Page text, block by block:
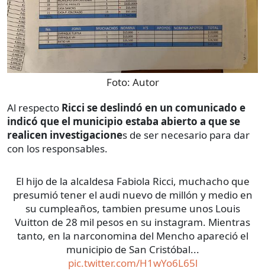
Foto: Autor
Al respecto Ricci se deslindó en un comunicado e
indicó que el municipio estaba abierto a que se
realicen investigaciones de ser necesario para dar
con los responsables.
El hijo de la alcaldesa Fabiola Ricci, muchacho que
presumió tener el audi nuevo de millón y medio en
su cumpleaños, tambien presume unos Louis
Vuitton de 28 mil pesos en su instagram. Mientras
tanto, en la narconomina del Mencho apareció el
municipio de San Cristóbal...
pic.twitter.com/H1wYo6L65l